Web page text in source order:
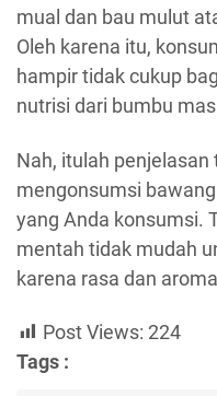
mual dan bau mulut
Oleh karena itu,
hampir tidak cukup
nutrisi dari bumbu
Nah, itulah
mengonsumsi
yang Anda konsumsi.
mentah tidak mudah
karena rasa dan
Post Views: 224
Tags :